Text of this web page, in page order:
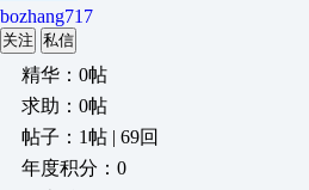
bozhang717
关注 私信
精华：0帖
求助：0帖
帖子：1帖 | 69回
年度积分：0